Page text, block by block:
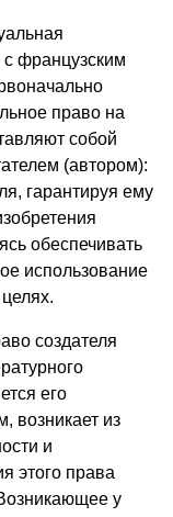
с французским
право на
собой
(автором):
гарантируя ему
обеспечивать
использование
создателя
его
возникает из
и
этого права
у